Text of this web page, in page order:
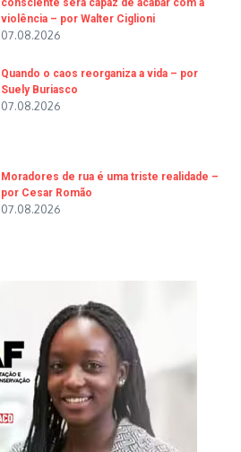
consciente será capaz de acabar com a
violência – por Walter Ciglioni
07.08.2026
Quando o caos reorganiza a vida – por
Suely Buriasco
07.08.2026
Moradores de rua é uma triste realidade –
por Cesar Romão
07.08.2026